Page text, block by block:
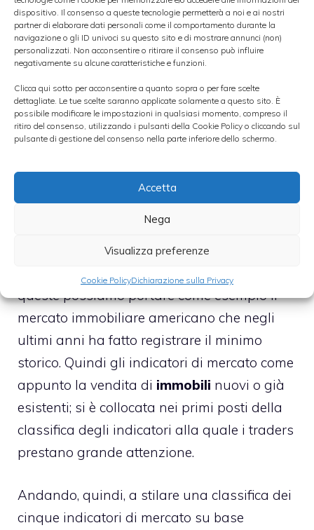
dispositivo. Il consenso a queste tecnologie permetterà a noi e ai nostri
partner di elaborare dati personali come il comportamento durante la
navigazione o gli ID univoci su questo sito e di mostrare annunci (non)
personalizzati. Non acconsentire o ritirare il consenso può influire
negativamente su alcune caratteristiche e funzioni.
Clicca qui sotto per acconsentire a quanto sopra o per fare scelte
dettagliate. Le tue scelte saranno applicate solamente a questo sito. È
possibile modificare le impostazioni in qualsiasi momento, compreso il
ritiro del consenso, utilizzando i pulsanti della Cookie Policy o cliccando sul
pulsante di gestione del consenso nella parte inferiore dello schermo.
Accetta
Nega
Visualizza preferenze
Cookie PolicyDichiarazione sulla Privacy
Quindi è necessario essere consapevoli che i
dati economici non presentano tutti la
stessa influenza e che alcuni di questi
possono determinare dei cambiamenti
anche molto rapidi. Tra i fattori da
considerare, inoltre, ci sono anche
determinate situazioni economiche che
spesso duraturi sulDollaro americano
Per esempio alcune situazioni influenzanti
portano a delle reazioni istintive che fanno
fluttuare il valore del “biglietto verde”; e tra
queste possiamo portare come esempio il
mercato immobiliare americano che negli
ultimi anni ha fatto registrare il minimo
storico. Quindi gli indicatori di mercato come
appunto la vendita di immobili nuovi o già
esistenti; si è collocata nei primi posti della
classifica degli indicatori alla quale i traders
prestano grande attenzione.
Andando, quindi, a stilare una classifica dei
cinque indicatori di mercato su base